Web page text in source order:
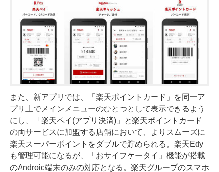
また、新アプリでは、「楽天ポイントカード」を同一ア
プリ上でメインメニューのひとつとして表示できるよう
にし、「楽天ペイ(アプリ決済)」と楽天ポイントカード
の両サービスに加盟する店舗において、よりスムーズに
楽天スーパーポイントをダブルで貯められる。楽天Edy
も管理可能になるが、「おサイフケータイ」機能が搭載
のAndroid端末のみの対応となる。楽天グループのスマホ